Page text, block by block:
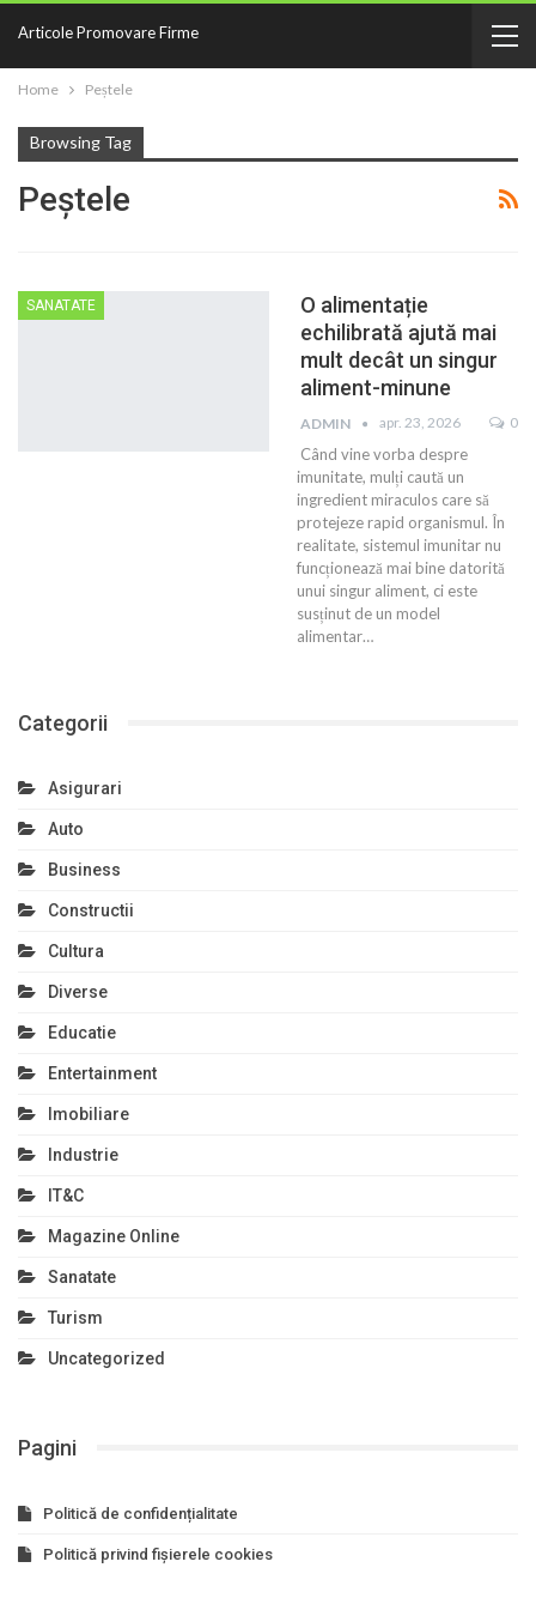
Articole Promovare Firme
Home Peștele
Browsing Tag
Peștele
SANATATE
O alimentație
echilibrată ajută mai
mult decât un singur
aliment-minune
ADMIN apr. 23, 2026 0
Când vine vorba despre
imunitate, mulți caută un
ingredient miraculos care să
protejeze rapid organismul. În
realitate, sistemul imunitar nu
funcționează mai bine datorită
unui singur aliment, ci este
susținut de un model
alimentar…
Categorii
Asigurari
Auto
Business
Constructii
Cultura
Diverse
Educatie
Entertainment
Imobiliare
Industrie
IT&C
Magazine Online
Sanatate
Turism
Uncategorized
Pagini
Politică de confidențialitate
Politică privind fișierele cookies